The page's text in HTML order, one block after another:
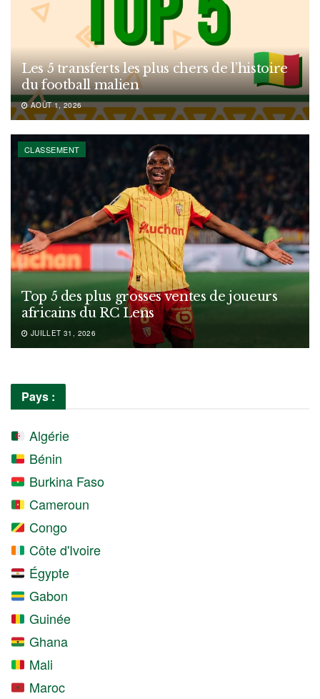
Les 5 transferts les plus chers de l’histoire
du football malien
AOÛT 1, 2026
CLASSEMENT
Top 5 des plus grosses ventes de joueurs
africains du RC Lens
JUILLET 31, 2026
Pays :
Algérie
Bénin
Burkina Faso
Cameroun
Congo
Côte d'Ivoire
Égypte
Gabon
Guinée
Ghana
Mali
Maroc